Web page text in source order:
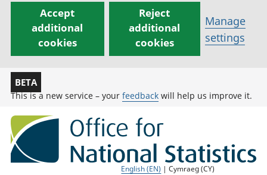
Accept
additional
cookies
Reject
additional
cookies
Manage
settings
BETA
This is a new service – your feedback will help us improve it.
English (EN) | Cymraeg (CY)